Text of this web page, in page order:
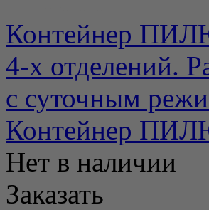
Контейнер
4-х отделений.
с суточным
Контейнер
Нет в наличии
Заказать